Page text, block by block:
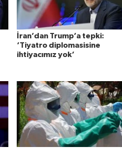
İran’dan Trump’a tepki:
‘Tiyatro diplomasisine
ihtiyacımız yok’